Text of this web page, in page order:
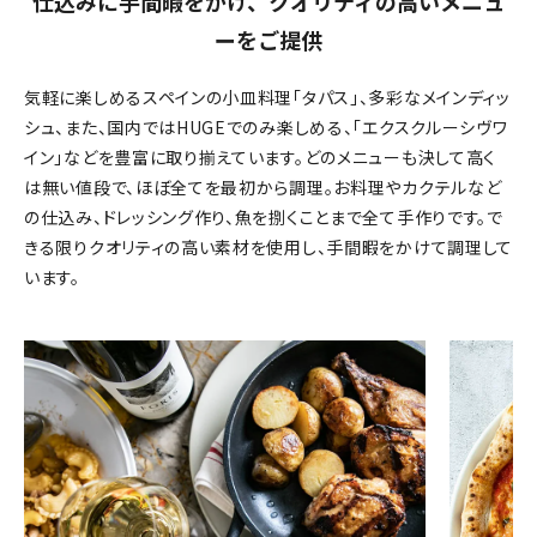
ーをご提供
気軽に楽しめるスペインの小皿料理「タパス」、多彩なメインディッ
シュ、また、国内ではHUGEでのみ楽しめる、「エクスクルーシヴワ
イン」などを豊富に取り揃えています。どのメニューも決して高く
は無い値段で、ほぼ全てを最初から調理。お料理やカクテルなど
の仕込み、ドレッシング作り、魚を捌くことまで全て手作りです。で
きる限りクオリティの高い素材を使用し、手間暇をかけて調理して
います。